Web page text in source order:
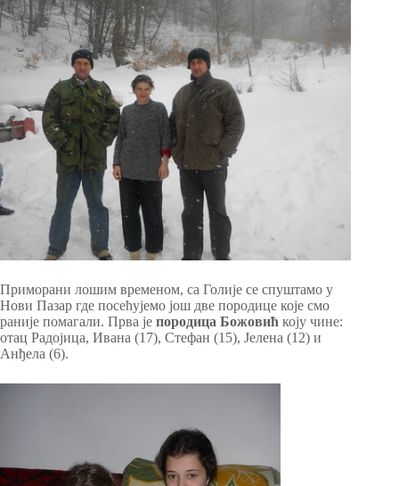
Приморани лошим временом, са Голије се спуштамо у
Нови Пазар где посећујемо још две породице које смо
раније помагали. Прва је породица Божовић коју чине:
отац Радојица, Ивана (17), Стефан (15), Јелена (12) и
Анђела (6).